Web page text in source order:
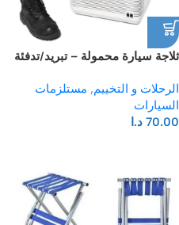
ثلاجة سيارة محمولة – تبريد/تدفئة
الرحلات و التخييم, مستلزمات
السيارات
70.00 د.ا